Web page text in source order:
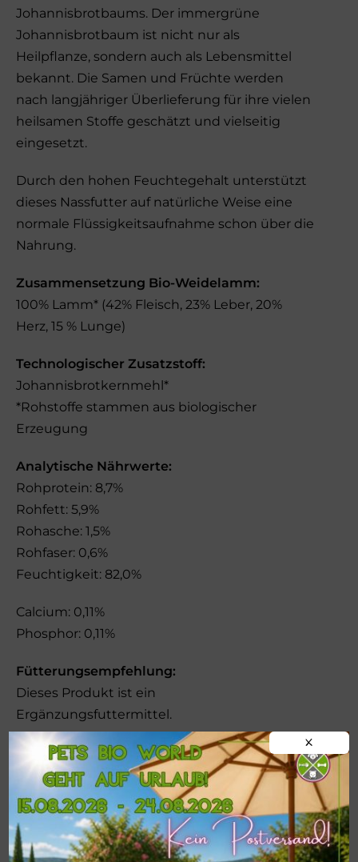
Johannisbrotbaums. Der immergrüne
Johannisbrotbaum ist nicht nur als
Heilpflanze, sondern auch als Lebensmittel
bekannt. Die Samen und Früchte werden
nach langjähriger Überlieferung für ihre vielen
heilsamen Stoffe geschätzt und vielseitig
eingesetzt.
Durch den hohen Feuchtegehalt unterstützt
dieses Nassfutter auf natürliche Weise eine
normale Flüssigkeitsaufnahme schon über die
Nahrung.
Zusammensetzung Bio-Weidelamm:
100% Lamm* (42% Fleisch, 23% Leber, 20%
Herz, 15 % Lunge)
Technologischer Zusatzstoff:
Johannisbrotkernmehl*
*Rohstoffe stammen aus biologischer
Erzeugung
Analytische Nährwerte:
Rohprotein: 8,7%
Rohfett: 5,9%
Rohasche: 1,5%
Rohfaser: 0,6%
Feuchtigkeit: 82,0%
Calcium: 0,11%
Phosphor: 0,11%
Fütterungsempfehlung:
Dieses Produkt ist ein
Ergänzungsfuttermittel.
100g decken ca. 40% des täglichen
Energiebedarfs einer normal aktiven Katze
(4kg).
Immer frisches Wasser anbieten.
X